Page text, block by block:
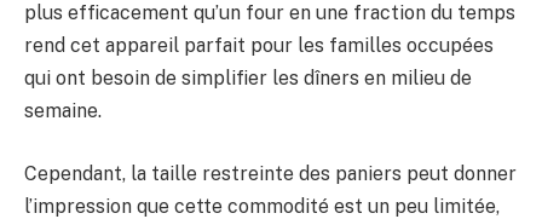
plus efficacement qu’un four en une fraction du temps
rend cet appareil parfait pour les familles occupées
qui ont besoin de simplifier les dîners en milieu de
semaine.
Cependant, la taille restreinte des paniers peut donner
l’impression que cette commodité est un peu limitée,